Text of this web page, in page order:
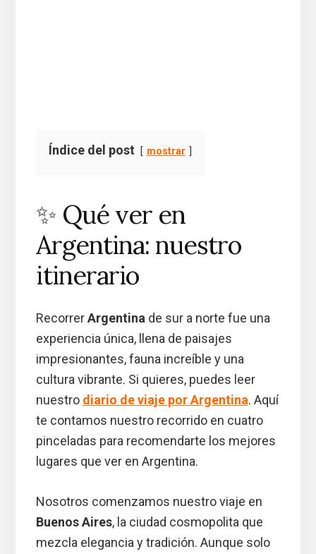
Índice del post mostrar
✨ Qué ver en
Argentina: nuestro
itinerario
RecorrerArgentina de sur a norte fue una
experiencia única, llena de paisajes
impresionantes, fauna increíble y una
cultura vibrante. Si quieres, puedes leer
nuestro diario de viaje por Argentina. Aquí
te contamos nuestro recorrido en cuatro
pinceladas para recomendarte los mejores
lugares que ver en Argentina.
Nosotros comenzamos nuestro viaje en
Buenos Aires, la ciudad cosmopolita que
mezcla elegancia y tradición. Aunque solo